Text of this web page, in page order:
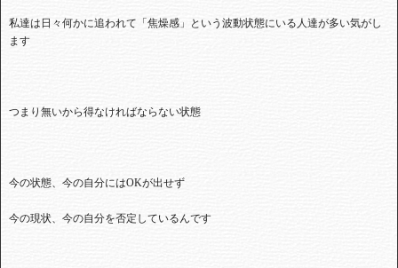
私達は日々何かに追われて「焦燥感」という波動状態にいる人達が多い気がし
ます
つまり無いから得なければならない状態
今の状態、今の自分にはOKが出せず
今の現状、今の自分を否定しているんです